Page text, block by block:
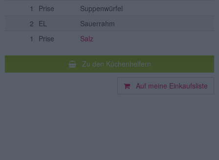
1
Prise
Suppenwürfel
2 EL
Sauerrahm
1
Prise Salz
Zu den Küchenhelfern
Auf meine Einkaufsliste